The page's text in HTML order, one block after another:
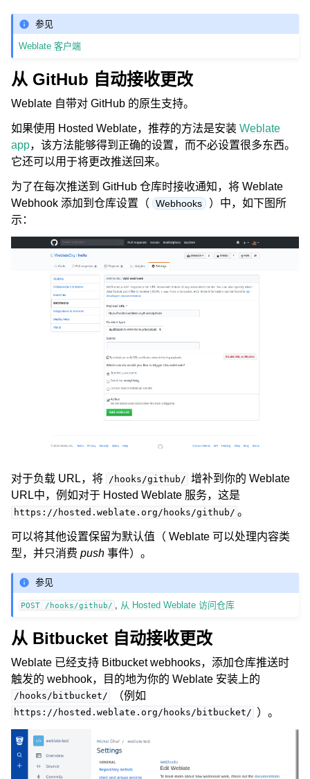
参见
Weblate 客户端
从 GitHub 自动接收更改
Weblate 自带对 GitHub 的原生支持。
如果使用 Hosted Weblate，推荐的方法是安装 Weblate
app，该方法能够得到正确的设置，而不必设置很多东西。
它还可以用于将更改推送回来。
为了在每次推送到 GitHub 仓库时接收通知，将 Weblate
Webhook 添加到仓库设置（
Webhooks ）中，如下图所
示：
对于负载 URL，将 /hooks/github/ 增补到你的 Weblate
URL中，例如对于 Hosted Weblate 服务，这是
https://hosted.weblate.org/hooks/github/ 。
可以将其他设置保留为默认值（ Weblate 可以处理内容类
型，并只消费 push 事件）。
参见
POST /hooks/github/ 从 Hosted Weblate 访问仓库
从 Bitbucket 自动接收更改
Weblate 已经支持 Bitbucket webhooks，添加仓库推送时
触发的 webhook，目的地为你的 Weblate 安装上的
/hooks/bitbucket/ （例如
https://hosted.weblate.org/hooks/bitbucket/ ）。